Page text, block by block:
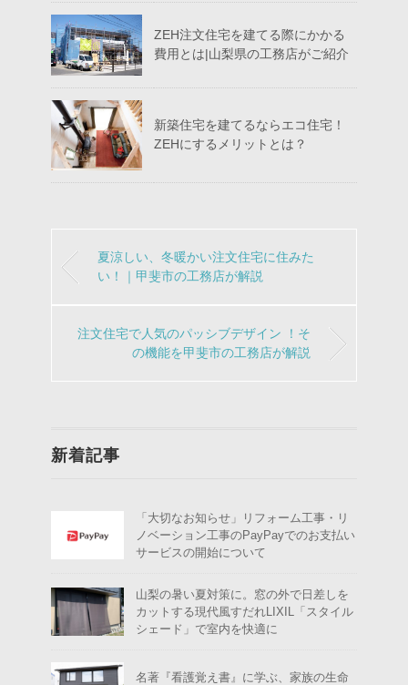
ZEH注文住宅を建てる際にかかる
費用とは|山梨県の工務店がご紹介
新築住宅を建てるならエコ住宅！
ZEHにするメリットとは？
夏涼しい、冬暖かい注文住宅に住みた
い！｜甲斐市の工務店が解説
注文住宅で人気のパッシブデザイン ！そ
の機能を甲斐市の工務店が解説
新着記事
「大切なお知らせ」リフォーム工事・リ
ノベーション工事のPayPayでのお支払い
サービスの開始について
山梨の暑い夏対策に。窓の外で日差しを
カットする現代風すだれLIXIL「スタイル
シェード」で室内を快適に
名著『看護覚え書』に学ぶ、家族の生命